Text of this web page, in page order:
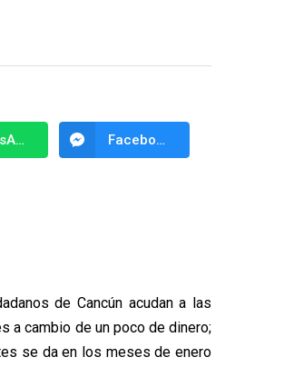
WhatsApp Facebook Messenger
de Cancún acudan a las
a cambio de un poco de dinero;
se da en los meses de enero